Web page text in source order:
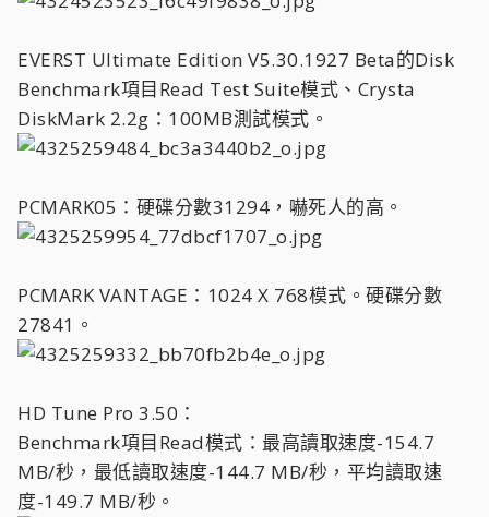
EVERST Ultimate Edition V5.30.1927 Beta的Disk
Benchmark項目Read Test Suite模式、Crysta
DiskMark 2.2g：100MB測試模式。
PCMARK05：硬碟分數31294，嚇死人的高。
PCMARK VANTAGE：1024 X 768模式。硬碟分數
27841。
HD Tune Pro 3.50：
Benchmark項目Read模式：最高讀取速度-154.7
MB/秒，最低讀取速度-144.7 MB/秒，平均讀取速
度-149.7 MB/秒。